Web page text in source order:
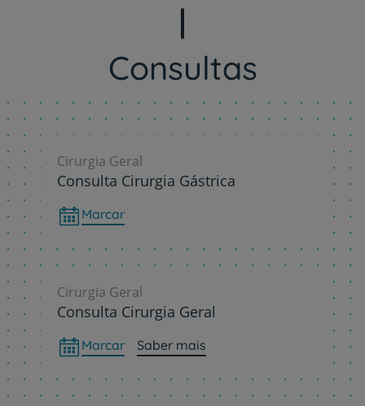
Consultas
Cirurgia Geral
Consulta Cirurgia Gástrica
Marcar
Cirurgia Geral
Consulta Cirurgia Geral
Marcar Saber mais